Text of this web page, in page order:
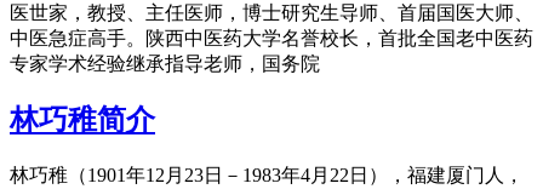
医世家，教授、主任医师，博士研究生导师、首届国医大师、
中医急症高手。陕西中医药大学名誉校长，首批全国老中医药
专家学术经验继承指导老师，国务院
林巧稚简介
林巧稚（1901年12月23日－1983年4月22日），福建厦门人，